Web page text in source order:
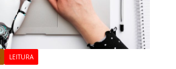
LEITURA